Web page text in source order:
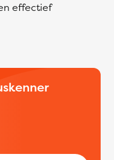
effectief